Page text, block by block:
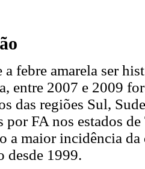
a febre amarela ser
entre 2007 e 2009
das regiões Sul,
por FA nos estados
a maior incidência da
desde 1999.